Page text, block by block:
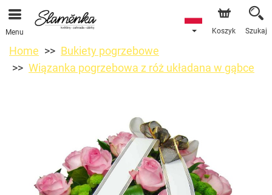
Menu Koszyk Szukaj
Home
Bukiety pogrzebowe
Wiązanka pogrzebowa z róż układana w gąbce